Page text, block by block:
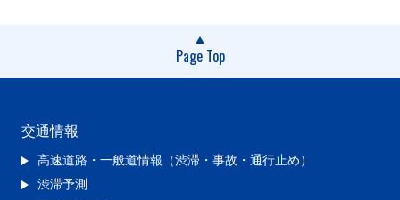
Page Top
交通情報
高速道路・一般道情報（渋滞・事故・通行止め）
渋滞予測